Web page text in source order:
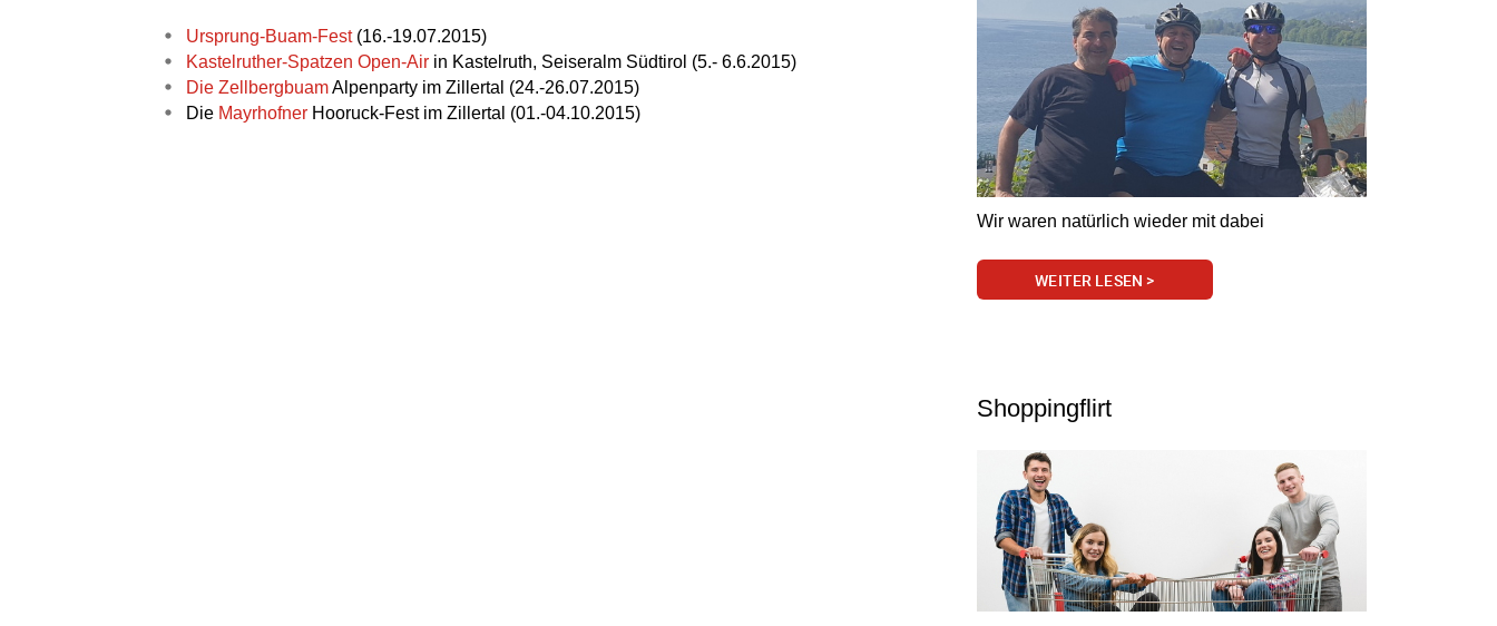
Ursprung-Buam-Fest(16.-19.07.2015)
Kastelruther-Spatzen Open-Air in Kastelruth, Seiseralm Südtirol (5.- 6.6.2015)
Die ZellbergbuamAlpenparty im Zillertal (24.-26.07.2015)
Die Mayrhofner Hooruck-Fest im Zillertal (01.-04.10.2015)
Wir waren natürlich wieder mit dabei
WEITER LESEN >
Shoppingflirt